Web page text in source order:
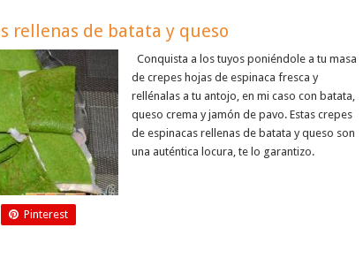
rellenas de batata y queso
Conquista a los tuyos poniéndole a tu masa
de crepes hojas de espinaca fresca y
rellénalas a tu antojo, en mi caso con batata,
queso crema y jamón de pavo. Estas crepes
de espinacas rellenas de batata y queso son
una auténtica locura, te lo garantizo.
Pinterest